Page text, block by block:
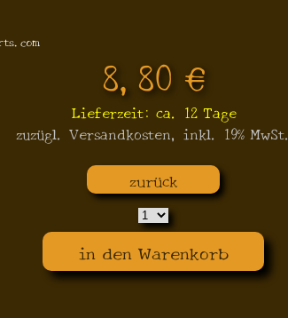
8,80 €
Lieferzeit: ca. 12 Tage
zuzügl. Versandkosten, inkl. 19% MwSt.
zurück
in den Warenkorb